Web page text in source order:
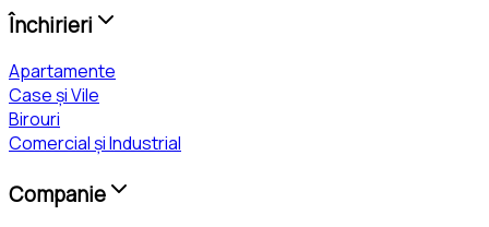
Închirieri
Apartamente
Case și Vile
Birouri
Comercial și Industrial
Companie